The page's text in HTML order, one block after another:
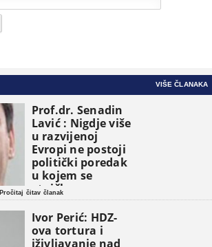
VIŠE ČLANAKA
Prof.dr. Senadin
Lavić : Nigdje više
u razvijenoj
Evropi ne postoji
politički poredak
u kojem se
etničke grupe
pojavljuju kao
osnovne
političke jedinice
Pročitaj čitav članak
Ivor Perić: HDZ-
ova tortura i
iživljavanje nad